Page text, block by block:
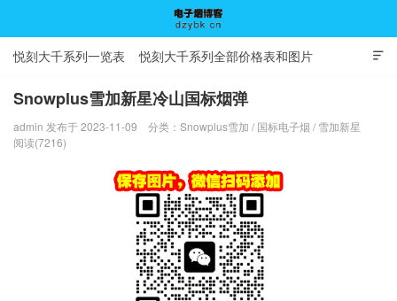

悦刻大千系列一览表 悦刻大千系列全部价格表和图片
Snowplus雪加新星冷山国标烟弹
admin 发布于 2023-11-09 分类： Snowplus雪加 / 国标电子烟 / 雪加新星
阅读(7216)